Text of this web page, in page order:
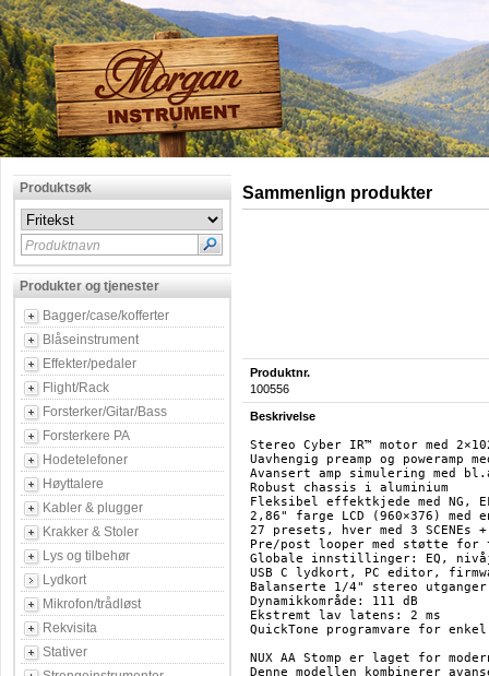
Produktsøk
Produktnavn
Produkter og tjenester
Bagger/case/kofferter
Blåseinstrument
Effekter/pedaler
Flight/Rack
Forsterker/Gitar/Bass
Forsterkere PA
Hodetelefoner
Høyttalere
Kabler & plugger
Krakker & Stoler
Lys og tilbehør
Lydkort
Mikrofon/trådløst
Rekvisita
Stativer
Sammenlign produkter
Produktnr.
100556
Beskrivelse
Stereo Cyber IR™ motor med
Uavhengig preamp og poweramp
Avansert amp simulering med
Robust chassis i aluminium
Fleksibel effektkjede med
2,86" farge LCD (960×376)
27 presets, hver med 3 SCENEs
Pre/post looper med støtte for
Globale innstillinger: EQ,
USB C lydkort, PC editor,
Balanserte 1/4" stereo
Dynamikkområde: 111 dB
Ekstremt lav latens: 2 ms
QuickTone programvare for
NUX AA Stomp er laget for
Denne modellen kombinerer